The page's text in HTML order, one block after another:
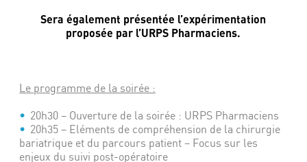
Sera également présentée l’expérimentation
proposée par l’URPS Pharmaciens.
Le programme de la soirée :
20h30 – Ouverture de la soirée : URPS Pharmaciens
20h35 – Eléments de compréhension de la chirurgie
bariatrique et du parcours patient – Focus sur les
enjeux du suivi post-opératoire